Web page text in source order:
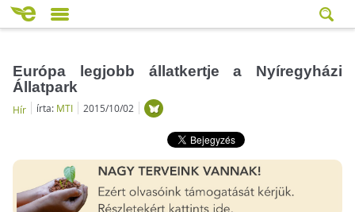
Európa legjobb állatkertje a Nyíregyházi
Állatpark
Hír írta: MTI 2015/10/02